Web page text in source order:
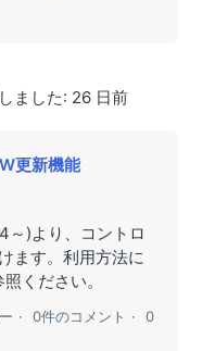
ました: 26 日前
更新機能
)より、コントロ
ます。利用方法に
ください。
0件のコメント
0